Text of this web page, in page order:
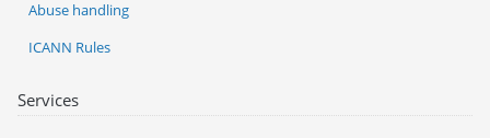
Services
Abuse handling
ICANN Rules